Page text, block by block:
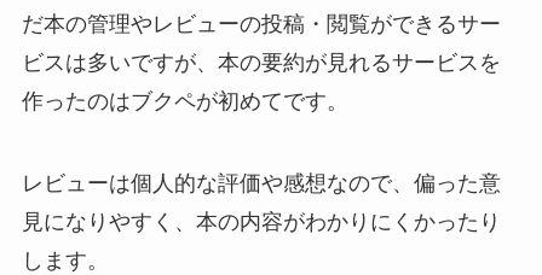
だ本の管理やレビューの投稿・閲覧ができるサー
ビスは多いですが、本の要約が見れるサービスを
作ったのはブクペが初めてです。
レビューは個人的な評価や感想なので、偏った意
見になりやすく、本の内容がわかりにくかったり
します。